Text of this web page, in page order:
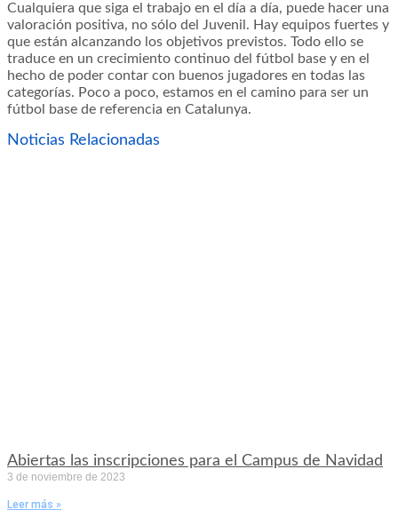
Cualquiera que siga el trabajo en el día a día, puede hacer una
valoración positiva, no sólo del Juvenil. Hay equipos fuertes y
que están alcanzando los objetivos previstos. Todo ello se
traduce en un crecimiento continuo del fútbol base y en el
hecho de poder contar con buenos jugadores en todas las
categorías. Poco a poco, estamos en el camino para ser un
fútbol base de referencia en Catalunya.
Noticias Relacionadas
Abiertas las inscripciones para el Campus de Navidad
3 de noviembre de 2023
Leer más »